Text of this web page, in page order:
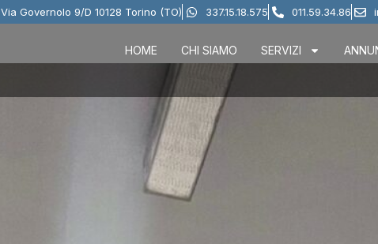
Via Governolo 9/D 10128 Torino (TO) 337.15.18.575 011.59.34.86
HOME CHI SIAMO SERVIZI